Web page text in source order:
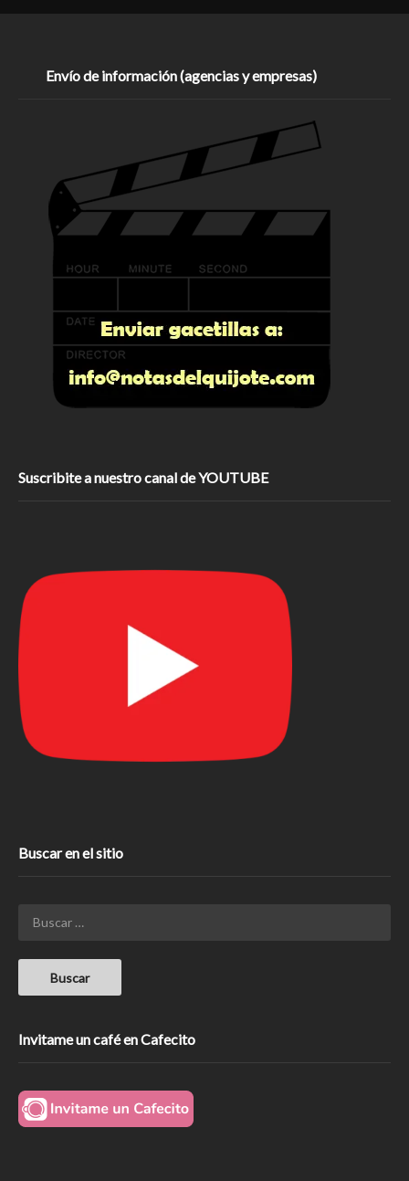
Envío de información (agencias y empresas)
Suscribite a nuestro canal de YOUTUBE
Buscar en el sitio
Invitame un café en Cafecito